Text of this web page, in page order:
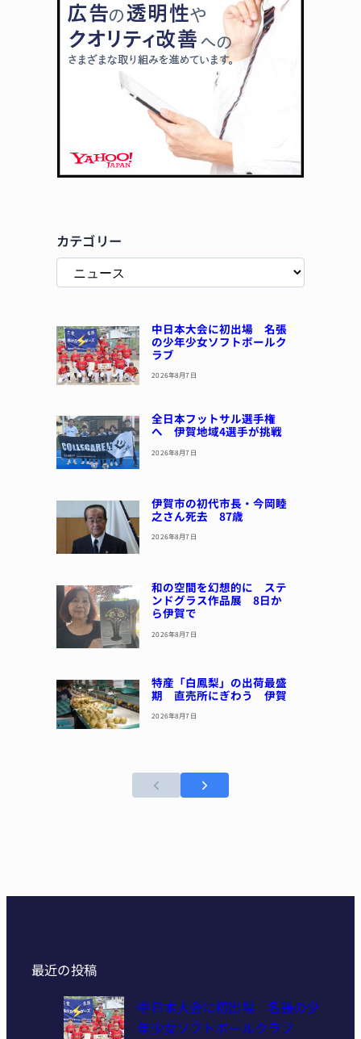
カテゴリー
中日本大会に初出場 名張
の少年少女ソフトボールク
ラブ
2026年8月7日
全日本フットサル選手権
へ 伊賀地域4選手が挑戦
2026年8月7日
伊賀市の初代市長・今岡睦
之さん死去 87歳
2026年8月7日
和の空間を幻想的に ステ
ンドグラス作品展 8日か
ら伊賀で
2026年8月7日
特産「白鳳梨」の出荷最盛
期 直売所にぎわう 伊賀
2026年8月7日
最近の投稿
中日本大会に初出場 名張の少
年少女ソフトボールクラブ